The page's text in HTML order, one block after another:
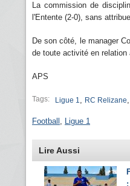
La commission de
l'Entente (2-0), sans
De son côté, le manager
de toute activité en
APS
Tags: Ligue 1, RC Relizane,
Football , Ligue 1
Lire Aussi